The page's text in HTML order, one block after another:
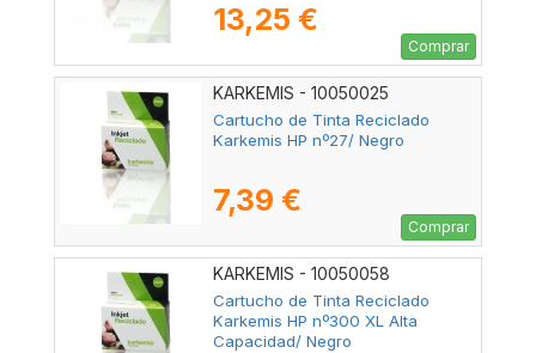
13,25 €
Comprar
KARKEMIS - 10050025
Cartucho de Tinta Reciclado
Karkemis HP nº27/ Negro
7,39 €
Comprar
KARKEMIS - 10050058
Cartucho de Tinta Reciclado
Karkemis HP nº300 XL Alta
Capacidad/ Negro